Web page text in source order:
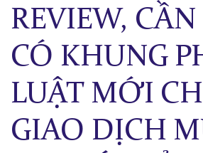
REVIEW,
CÓ KHUNG
LUẬT MỚI
GIAO DỊCH